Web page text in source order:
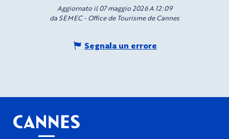
Aggiornato il 07 maggio 2026 A 12:09
da SEMEC - Office de Tourisme de Cannes
Segnala un errore